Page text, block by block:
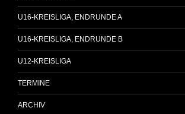
U16-KREISLIGA, ENDRUNDE A
U16-KREISLIGA, ENDRUNDE B
U12-KREISLIGA
TERMINE
ARCHIV